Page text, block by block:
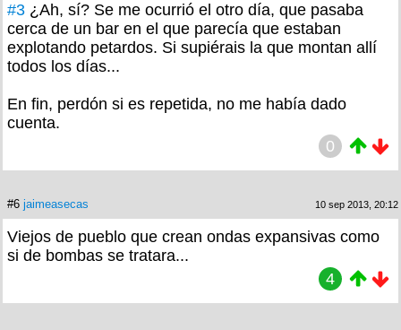
#3 ¿Ah, sí? Se me ocurrió el otro día, que pasaba
cerca de un bar en el que parecía que estaban
explotando petardos. Si supiérais la que montan allí
todos los días...
En fin, perdón si es repetida, no me había dado
cuenta.
0
#6 jaimeasecas 10 sep 2013, 20:12
Viejos de pueblo que crean ondas expansivas como
si de bombas se tratara...
4